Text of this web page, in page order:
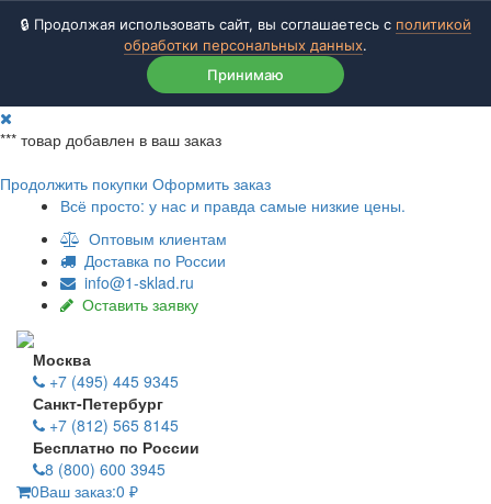
🔒 Продолжая использовать сайт, вы соглашаетесь с политикой
обработки персональных данных.
Принимаю
*** товар добавлен в ваш заказ
Продолжить покупки Оформить заказ
Всё просто: у нас и правда самые низкие цены.
Оптовым клиентам
Доставка по России
info@1-sklad.ru
Оставить заявку
Москва
+7 (495) 445 9345
Санкт-Петербург
+7 (812) 565 8145
Бесплатно по России
8 (800) 600 3945
0Ваш заказ:0 ₽